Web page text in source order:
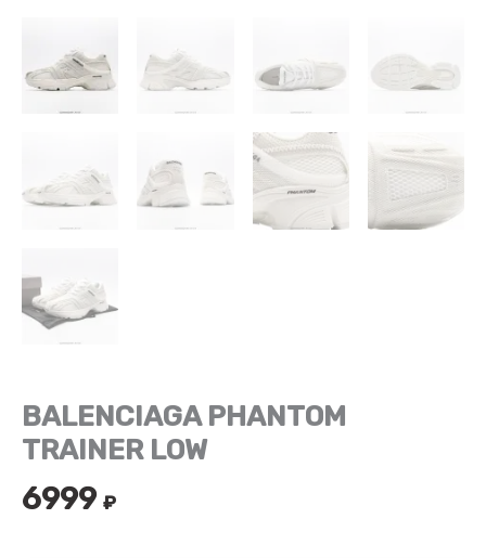
BALENCIAGA PHANTOM
TRAINER LOW
6999 ₽